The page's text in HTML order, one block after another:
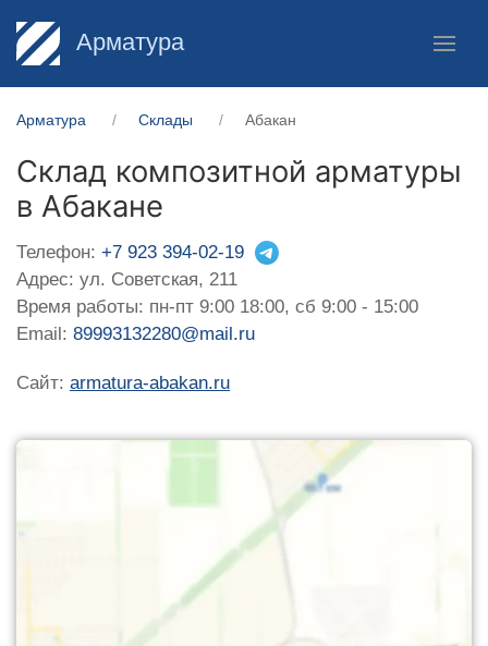
Арматура
Арматура Склады Абакан
Склад композитной арматуры
в Абакане
Телефон: +7 923 394-02-19
Адрес: ул. Советская, 211
Время работы: пн-пт 9:00 18:00, сб 9:00 - 15:00
Email: 89993132280@mail.ru
Сайт: armatura-abakan.ru